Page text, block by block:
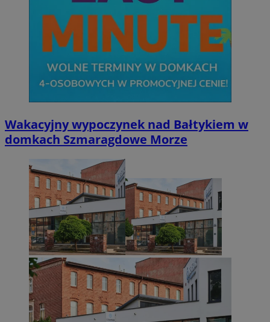
Wakacyjny wypoczynek nad Bałtykiem w
domkach Szmaragdowe Morze